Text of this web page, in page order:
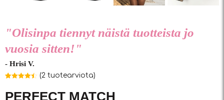
"Olisinpa tiennyt näistä tuotteista jo
vuosia sitten!"
- Hrisi V.
perustuen
(2 tuotearviota)
PERFECT MATCH